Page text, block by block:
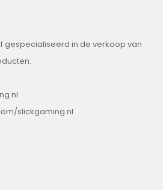
gespecialiseerd in de verkoop van
slickgaming.nl